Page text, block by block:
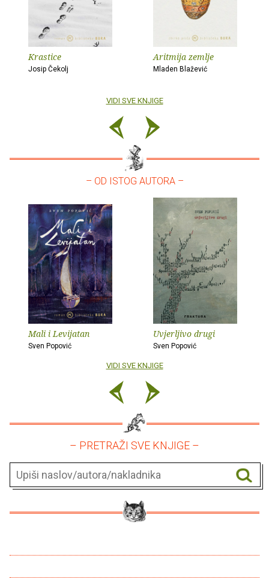
Krastice
Josip Čekolj
Aritmija zemlje
Mladen Blažević
VIDI SVE KNJIGE
– OD ISTOG AUTORA –
Mali i Levijatan
Sven Popović
Uvjerljivo drugi
Sven Popović
VIDI SVE KNJIGE
– PRETRAŽI SVE KNJIGE –